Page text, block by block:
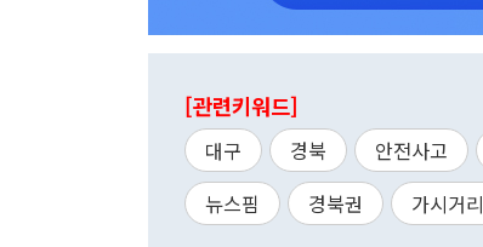
[관련키워드]
대구 경북 안전사고
뉴스핌
경북권 가시거리